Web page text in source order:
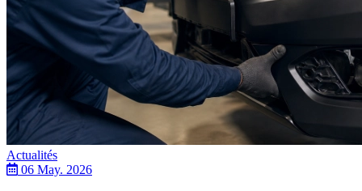
Actualités
06 May. 2026